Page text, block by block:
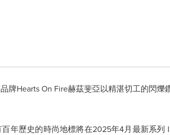
牌Hearts On Fire赫茲斐亞以精湛切工的閃爍
年歷史的時尚地標將在2025年4月最新系列